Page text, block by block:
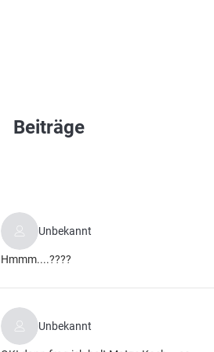
Beiträge
Unbekannt
Hmmm....????
Unbekannt